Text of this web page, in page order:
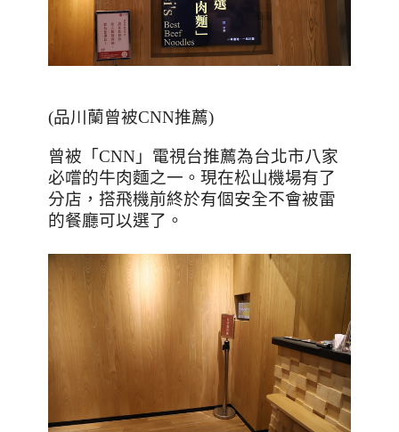
(品川蘭曾被CNN推薦)
曾被「CNN 」電視台推薦為台北市八家
必嚐的牛肉麵之一。現在松山機場有了
分店，搭飛機前終於有個安全不會被雷
的餐廳可以選了。